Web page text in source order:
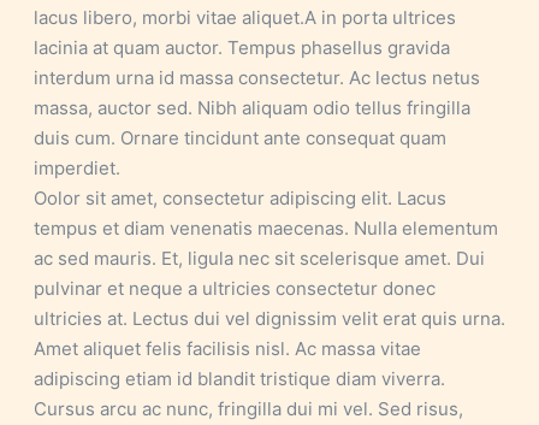
lacus libero, morbi vitae aliquet.A in porta ultrices
lacinia at quam auctor. Tempus phasellus gravida
interdum urna id massa consectetur. Ac lectus netus
massa, auctor sed. Nibh aliquam odio tellus fringilla
duis cum. Ornare tincidunt ante consequat quam
imperdiet.
Oolor sit amet, consectetur adipiscing elit. Lacus
tempus et diam venenatis maecenas. Nulla elementum
ac sed mauris. Et, ligula nec sit scelerisque amet. Dui
pulvinar et neque a ultricies consectetur donec
ultricies at. Lectus dui vel dignissim velit erat quis urna.
Amet aliquet felis facilisis nisl. Ac massa vitae
adipiscing etiam id blandit tristique diam viverra.
Cursus arcu ac nunc, fringilla dui mi vel. Sed risus,